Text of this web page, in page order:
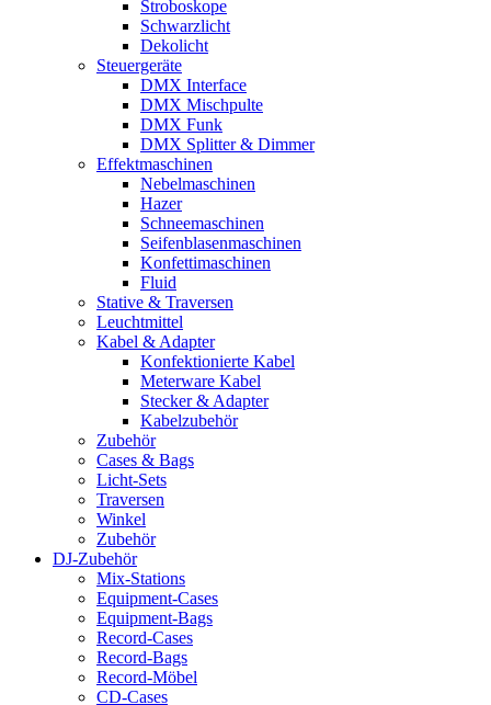
Stroboskope
Schwarzlicht
Dekolicht
Steuergeräte
DMX Interface
DMX Mischpulte
DMX Funk
DMX Splitter & Dimmer
Effektmaschinen
Nebelmaschinen
Hazer
Schneemaschinen
Seifenblasenmaschinen
Konfettimaschinen
Fluid
Stative & Traversen
Leuchtmittel
Kabel & Adapter
Konfektionierte Kabel
Meterware Kabel
Stecker & Adapter
Kabelzubehör
Zubehör
Cases & Bags
Licht-Sets
Traversen
Winkel
Zubehör
DJ-Zubehör
Mix-Stations
Equipment-Cases
Equipment-Bags
Record-Cases
Record-Bags
Record-Möbel
CD-Cases